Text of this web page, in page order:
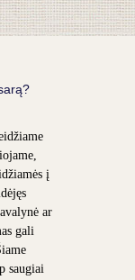
į
ar
gali
saugiai